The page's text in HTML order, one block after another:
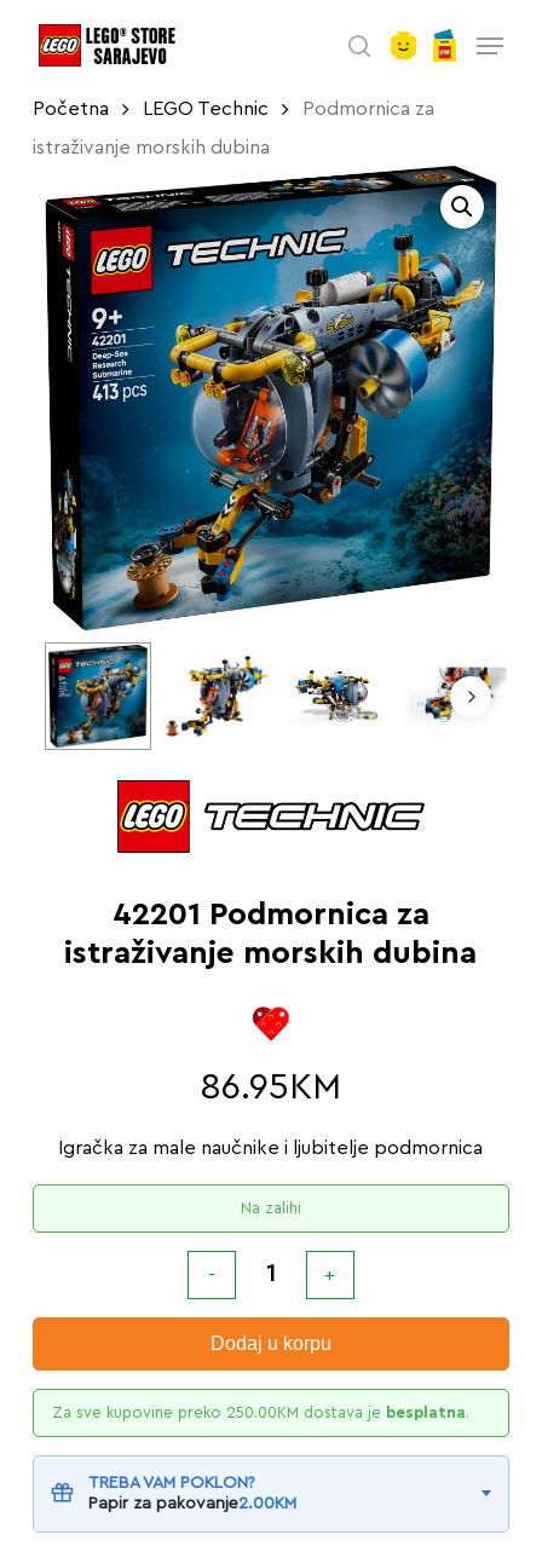
search
Početna LEGO Technic Podmornica za
istraživanje morskih dubina
42201 Podmornica za
istraživanje morskih dubina
86.95 KM
Igračka za male naučnike i ljubitelje podmornica
Na zalihi
Dodaj u korpu
Za sve kupovine preko 250.00KM dostava je besplatna.
TREBA VAM POKLON?
Papir za pakovanje2.00KM